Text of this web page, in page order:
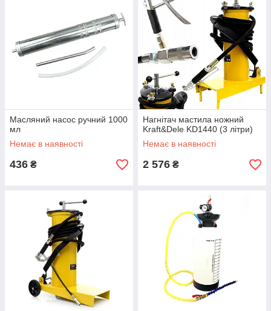
Масляний насос ручний 1000
мл
Немає в наявності
436 ₴
Нагнітач мастила ножний
Kraft&Dele KD1440 (3 літри)
Немає в наявності
2 576 ₴